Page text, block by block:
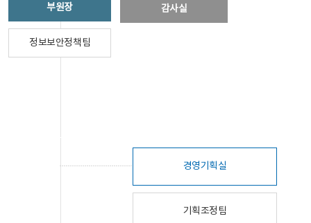
부원장
정보보안정책팀
감사실
경영기획실
기획조정팀